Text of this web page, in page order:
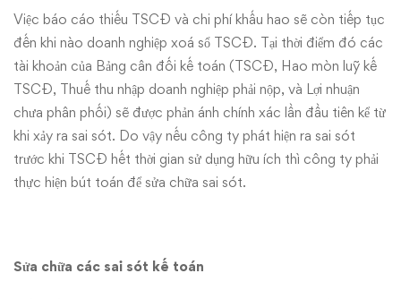
Việc báo cáo thiếu TSCĐ và chi phí khấu hao sẽ còn tiếp tục
đến khi nào doanh nghiệp xoá sổ TSCĐ. Tại thời điểm đó các
tài khoản của Bảng cân đối kế toán (TSCĐ, Hao mòn luỹ kế
TSCĐ, Thuế thu nhập doanh nghiệp phải nộp, và Lợi nhuận
chưa phân phối) sẽ được phản ánh chính xác lần đầu tiên kể từ
khi xảy ra sai sót. Do vậy nếu công ty phát hiện ra sai sót
trước khi TSCĐ hết thời gian sử dụng hữu ích thì công ty phải
thực hiện bút toán để sửa chữa sai sót.
Sửa chữa các sai sót kế toán